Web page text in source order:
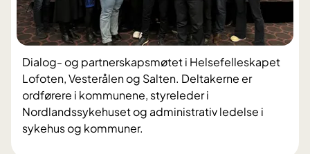
Dialog- og partnerskapsmøtet i Helsefelleskapet
Lofoten, Vesterålen og Salten. Deltakerne er
ordførere i kommunene, styreleder i
Nordlandssykehuset og administrativ ledelse i
sykehus og kommuner.